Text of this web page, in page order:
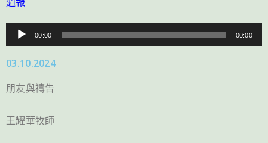
訊
播
放
00:00 00:00
03.10.2024
朋友與禱告
王耀華牧師